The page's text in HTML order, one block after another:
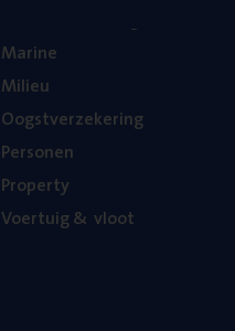
Mari­ne
Mili­eu
Oogst­ver­ze­ke­ring
Per­so­nen
Pro­per­ty
Voer­tuig& vloot